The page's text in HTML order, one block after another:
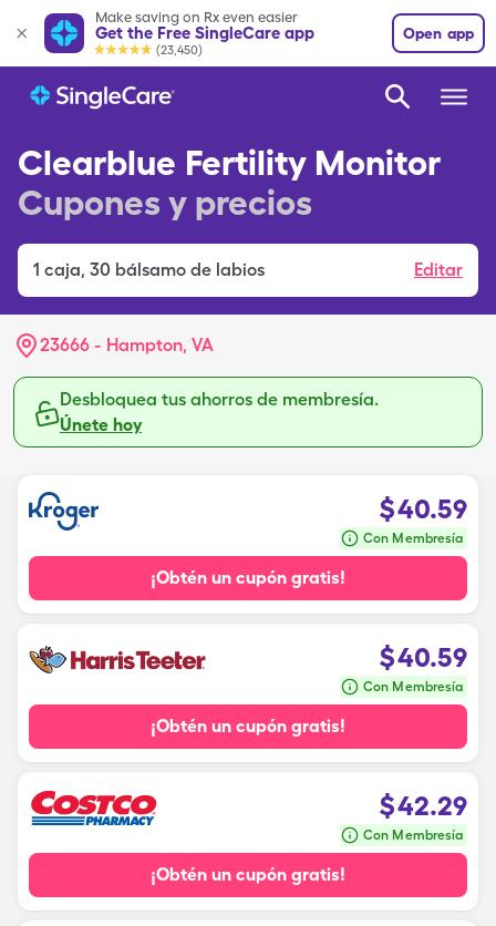
Make saving on Rx even easier
Get the Free SingleCare app
(23,450)
Open app
Clearblue Fertility Monitor
Cupones y precios
1 caja, 30 bálsamo de labios Editar
23666 - Hampton, VA
Desbloquea tus ahorros de membresía.
Únete hoy
$40.59
Con Membresía
¡Obtén un cupón gratis!
$40.59
Con Membresía
¡Obtén un cupón gratis!
$42.29
Con Membresía
¡Obtén un cupón gratis!